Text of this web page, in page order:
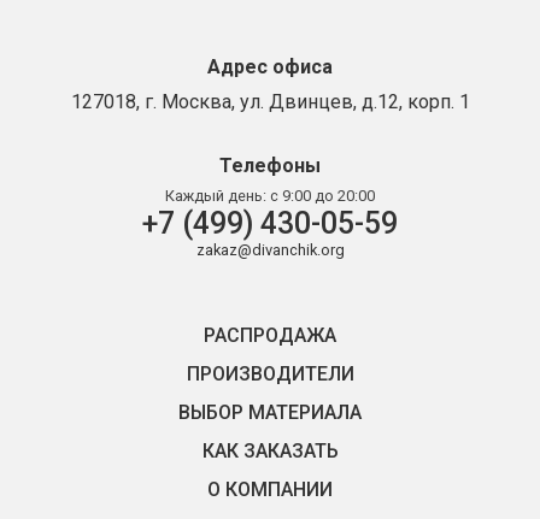
Адрес офиса
127018, г. Москва, ул. Двинцев, д.12, корп. 1
Телефоны
Каждый день: с 9:00 до 20:00
+7 (499) 430-05-59
zakaz@divanchik.org
РАСПРОДАЖА
ПРОИЗВОДИТЕЛИ
ВЫБОР МАТЕРИАЛА
КАК ЗАКАЗАТЬ
О КОМПАНИИ